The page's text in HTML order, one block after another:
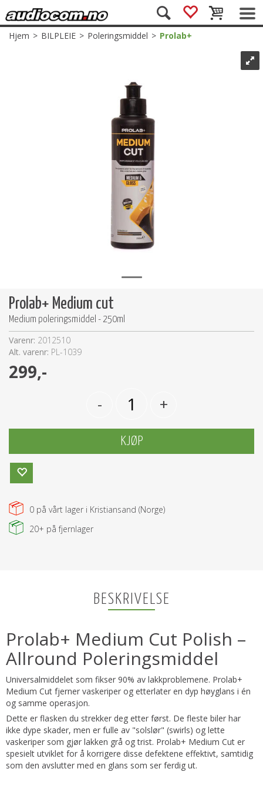
Hjem>BILPLEIE>Poleringsmiddel>Prolab+
Prolab+ Medium cut
Medium poleringsmiddel - 250ml
Varenr: 2012510
Alt. varenr: PL-1039
299,-
- +
KJØP
0 på vårt lager i Kristiansand (Norge)
20+ på fjernlager
BESKRIVELSE
Prolab+ Medium Cut Polish –
Allround Poleringsmiddel
Universalmiddelet som fikser 90% av lakkproblemene. Prolab+
Medium Cut fjerner vaskeriper og etterlater en dyp høyglans i én
og samme operasjon.
Dette er flasken du strekker deg etter først. De fleste biler har
ikke dype skader, men er fulle av "solslør" (swirls) og lette
vaskeriper som gjør lakken grå og trist. Prolab+ Medium Cut er
spesielt utviklet for å korrigere disse defektene effektivt, samtidig
som den avslutter med en glans som ser ferdig ut.